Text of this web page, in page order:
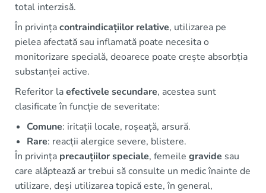
total interzisă.
În privințacontraindicațiilor relative, utilizarea pe
pielea afectată sau inflamată poate necesita o
monitorizare specială, deoarece poate crește absorbția
substanței active.
Referitor laefectivele secundare, acestea sunt
clasificate în funcție de severitate:
Comune: iritații locale, roșeață, arsură.
Rare: reacții alergice severe, blistere.
În privința precauțiilor speciale, femeile gravide sau
care alăptează ar trebui să consulte un medic înainte de
utilizare, deși utilizarea topică este, în general,